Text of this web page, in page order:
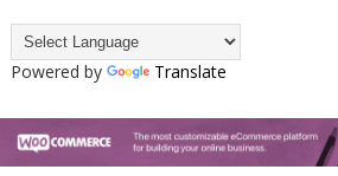
Powered by Translate